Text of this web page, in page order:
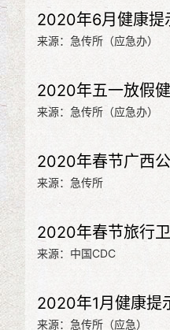
2020年6月健康提
来源：急传所（应急办）
2020年五一放假
来源：急传所（应急办）
2020年春节广西
来源：急传所
2020年春节旅行
来源：中国CDC
2020年1月健康提
来源：急传所（应急）